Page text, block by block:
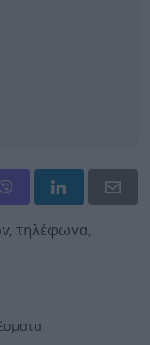
τηλέφωνα,